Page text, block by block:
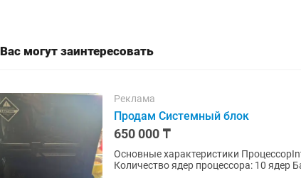
Вас могут заинтересовать
Реклама
Продам Системный блок
650 000 ₸
Основные характеристики
Количество ядер процессора: 10 ядер